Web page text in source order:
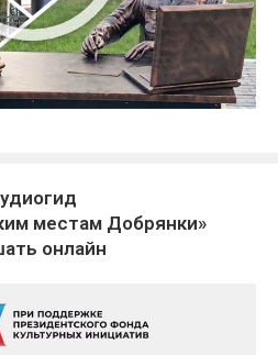
местам Добрянки»
онлайн